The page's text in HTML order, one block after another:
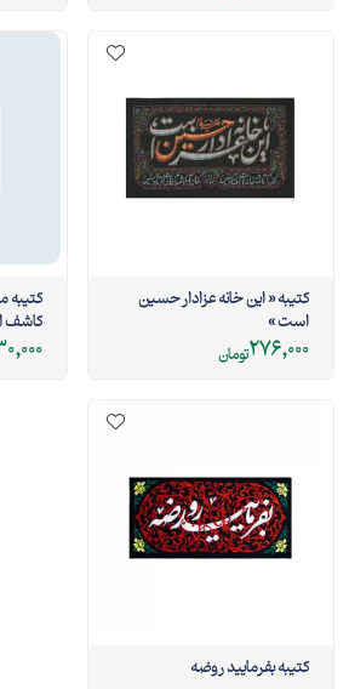
کتیبه « این خانه عزادار حسین
است »
276,000تومان
کاشف
کتیبه بفرمایید روضه